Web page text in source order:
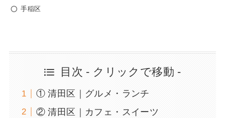
手稲区
目次 - クリックで移動 -
① 清田区｜グルメ・ランチ
② 清田区｜カフェ・スイーツ